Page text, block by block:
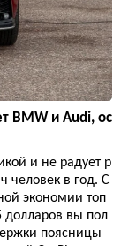
BMW и Audi, ос
и не радует р
человек в год. С
экономии топ
долларов вы пол
поясницы